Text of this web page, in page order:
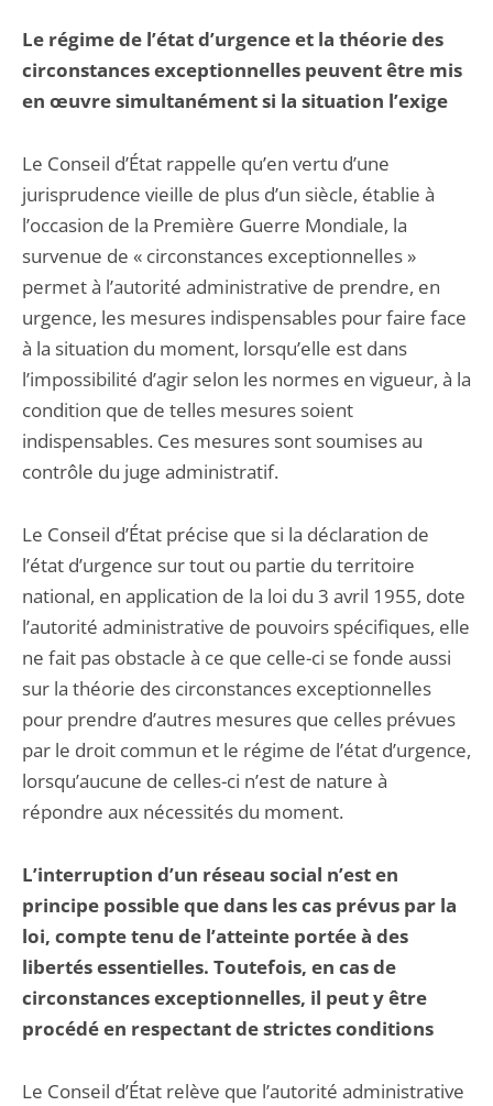
Le régime de l’état d’urgence et la théorie des
circonstances exceptionnelles peuvent être mis
en œuvre simultanément si la situation l’exige
Le Conseil d’État rappelle qu’en vertu d’une
jurisprudence vieille de plus d’un siècle, établie à
l’occasion de la Première Guerre Mondiale, la
survenue de « circonstances exceptionnelles »
permet à l’autorité administrative de prendre, en
urgence, les mesures indispensables pour faire face
à la situation du moment, lorsqu’elle est dans
l’impossibilité d’agir selon les normes en vigueur, à la
condition que de telles mesures soient
indispensables. Ces mesures sont soumises au
contrôle du juge administratif.
Le Conseil d’État précise que si la déclaration de
l’état d’urgence sur tout ou partie du territoire
national, en application de la loi du 3 avril 1955, dote
l’autorité administrative de pouvoirs spécifiques, elle
ne fait pas obstacle à ce que celle-ci se fonde aussi
sur la théorie des circonstances exceptionnelles
pour prendre d’autres mesures que celles prévues
par le droit commun et le régime de l’état d’urgence,
lorsqu’aucune de celles-ci n’est de nature à
répondre aux nécessités du moment.
L’interruption d’un réseau social n’est en
principe possible que dans les cas prévus par la
loi, compte tenu de l’atteinte portée à des
libertés essentielles. Toutefois, en cas de
circonstances exceptionnelles, il peut y être
procédé en respectant de strictes conditions
Le Conseil d’État relève que l’autorité administrative